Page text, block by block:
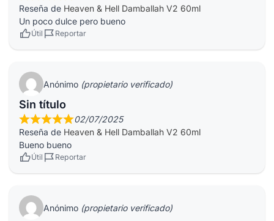
Reseña de Heaven & Hell Damballah V2 60ml
Un poco dulce pero bueno
Útil Reportar
Anónimo (propietario verificado)
Sin título
02/07/2025
Reseña de Heaven & Hell Damballah V2 60ml
Bueno bueno
Útil Reportar
Anónimo (propietario verificado)